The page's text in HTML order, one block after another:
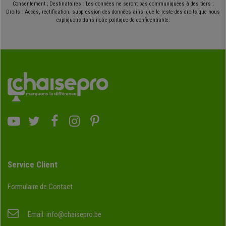
Consentement ; Destinataires : Les données ne seront pas communiquées à des tiers ;
Droits : Accès, rectification, suppression des données ainsi que le reste des droits que nous
expliquons dans notre politique de confidentialité.
Service Client
Formulaire de Contact
Email: info@chaisepro.be